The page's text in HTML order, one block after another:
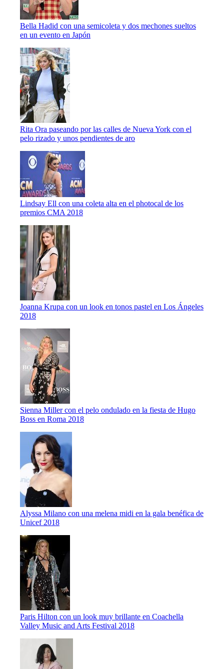
Bella Hadid con una semicoleta y dos mechones sueltos
en un evento en Japón
Rita Ora paseando por las calles de Nueva York con el
pelo rizado y unos pendientes de aro
Lindsay Ell con una coleta alta en el photocal de los
premios CMA 2018
Joanna Krupa con un look en tonos pastel en Los Ángeles
2018
Sienna Miller con el pelo ondulado en la fiesta de Hugo
Boss en Roma 2018
Alyssa Milano con una melena midi en la gala benéfica de
Unicef 2018
Paris Hilton con un look muy brillante en Coachella
Valley Music and Arts Festival 2018